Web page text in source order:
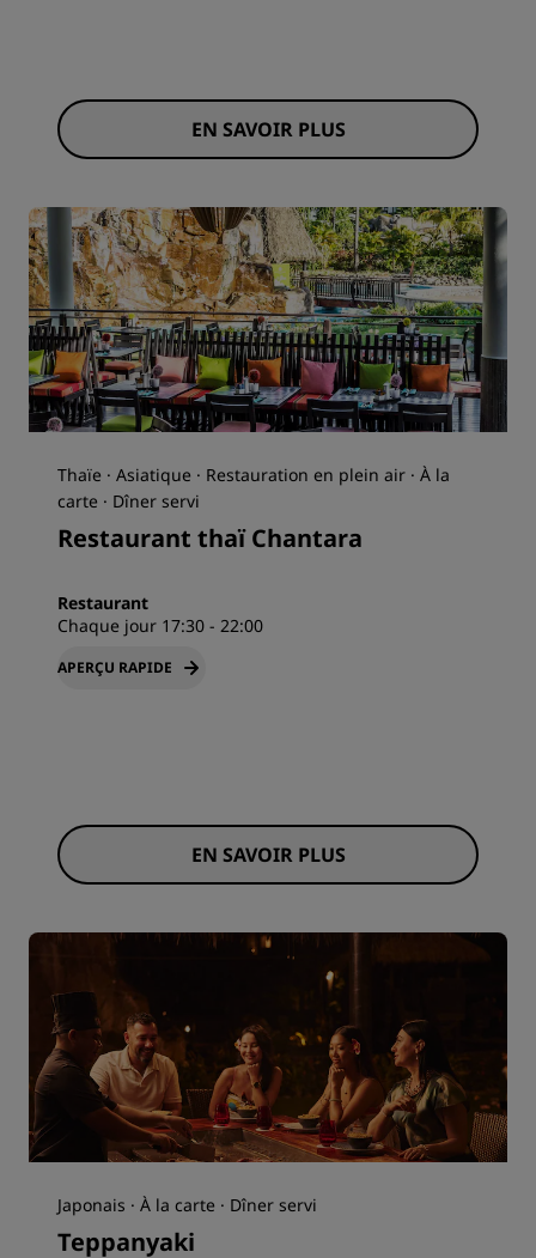
EN SAVOIR PLUS
Thaïe · Asiatique · Restauration en plein air · À la
carte · Dîner servi
Restaurant thaï Chantara
Restaurant
Chaque jour 17:30 - 22:00
APERÇU RAPIDE
EN SAVOIR PLUS
Japonais · À la carte · Dîner servi
Teppanyaki